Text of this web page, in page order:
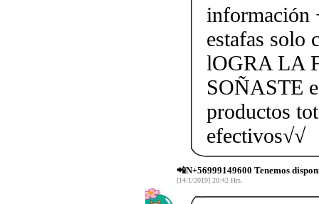
información
estafas solo
lOGRA LA
SOÑASTE
productos
efectivos√√
📲N+56999149600 Tenemos
[14/1/2019] 20:42 Hrs.